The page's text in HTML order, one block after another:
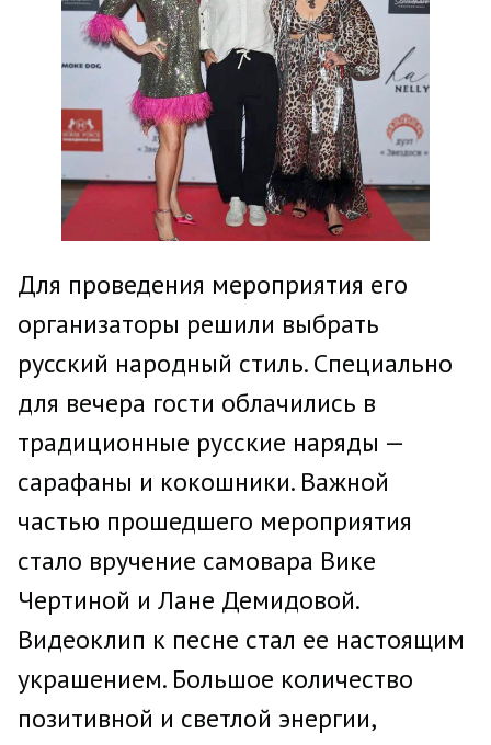
Для проведения мероприятия его
организаторы решили выбрать
русский народный стиль. Специально
для вечера гости облачились в
традиционные русские наряды —
сарафаны и кокошники. Важной
частью прошедшего мероприятия
стало вручение самовара Вике
Чертиной и Лане Демидовой.
Видеоклип к песне стал ее настоящим
украшением. Большое количество
позитивной и светлой энергии,